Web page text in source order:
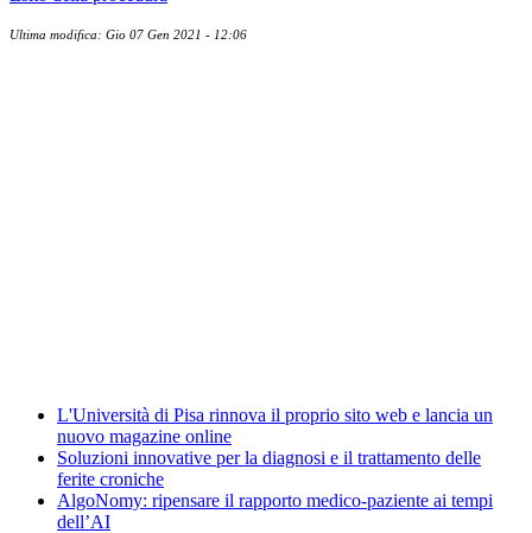
Ultima modifica: Gio 07 Gen 2021 - 12:06
L'Università di Pisa rinnova il proprio sito web e lancia un
nuovo magazine online
Soluzioni innovative per la diagnosi e il trattamento delle
ferite croniche
AlgoNomy: ripensare il rapporto medico-paziente ai tempi
dell’AI